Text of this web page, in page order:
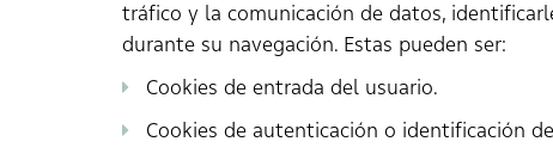
tráfico y la comunicación de datos,
durante su navegación. Estas pueden ser:
Cookies de entrada del usuario.
Cookies de autenticación o identificación